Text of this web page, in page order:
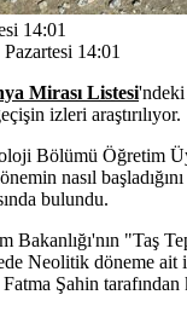
14:01
14:01
Mirası Listesi'ndeki
izleri araştırılıyor.
Bölümü Öğretim
nasıl
bulundu.
Bakanlığı'nın "Taş
Neolitik döneme ait
Şahin